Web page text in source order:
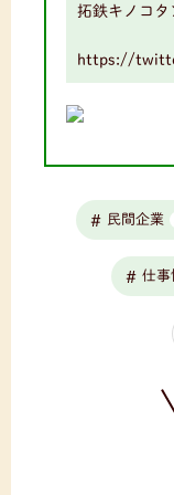
拓鉄キノコタ
https://
民間企業
仕事